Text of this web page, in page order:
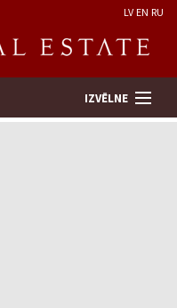
LV EN RU
IZVĒLNE